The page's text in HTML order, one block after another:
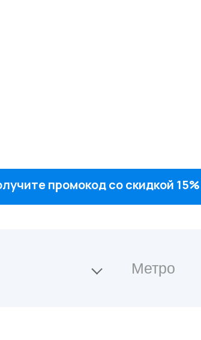
промокод со скидкой